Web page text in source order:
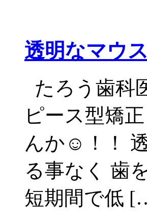
透明なマウ
たろう歯科
ピース型矯
んか☺️！！
る事なく 歯
短期間で低